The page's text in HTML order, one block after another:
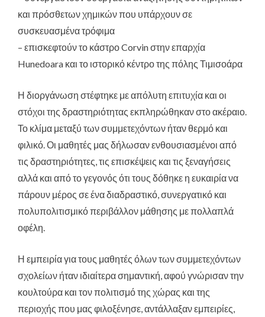
και πρόσθετων χημικών που υπάρχουν σε
συσκευασμένα τρόφιμα
– επισκεφτούν το κάστρο Corvin στην επαρχία
Hunedoara και το ιστορικό κέντρο της πόλης Τιμισοάρα
Η διοργάνωση στέφτηκε με απόλυτη επιτυχία και οι
στόχοι της δραστηριότητας εκπληρώθηκαν στο ακέραιο.
Το κλίμα μεταξύ των συμμετεχόντων ήταν θερμό και
φιλικό. Οι μαθητές μας δήλωσαν ενθουσιασμένοι από
τις δραστηριότητες, τις επισκέψεις και τις ξεναγήσεις
αλλά και από το γεγονός ότι τους δόθηκε η ευκαιρία να
πάρουν μέρος σε ένα διαδραστικό, συνεργατικό και
πολυπολιτισμικό περιβάλλον μάθησης με πολλαπλά
οφέλη.
Η εμπειρία για τους μαθητές όλων των συμμετεχόντων
σχολείων ήταν ιδιαίτερα σημαντική, αφού γνώρισαν την
κουλτούρα και τον πολιτισμό της χώρας και της
περιοχής που μας φιλοξένησε, αντάλλαξαν εμπειρίες,